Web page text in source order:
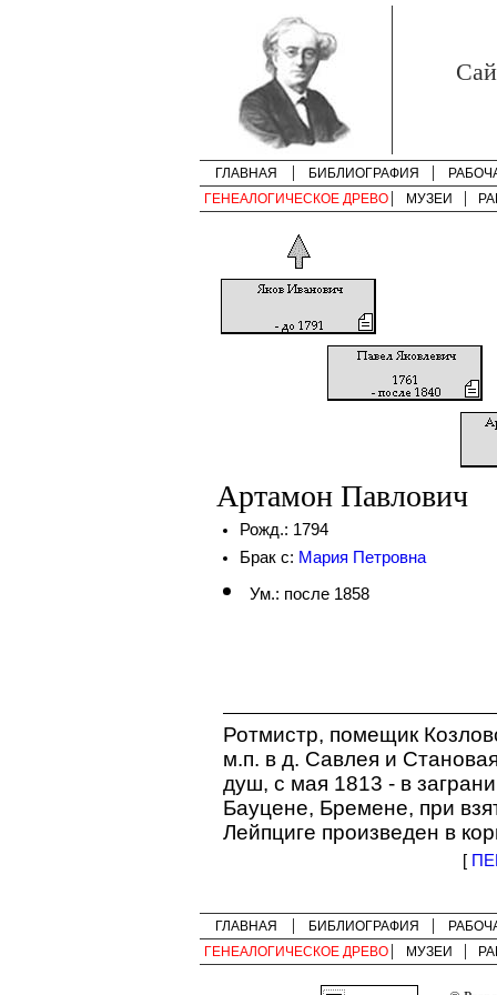
ГЛАВНАЯ БИБЛИОГРАФИЯ
ГЕНЕАЛОГИЧЕСКОЕ ДРЕВО
МУЗЕИ
Артамон Павлович
Рожд.: 1794
Брак с: Мария Петровна
Ум.: после 1858
Ротмистр, помещик
м.п. в д. Савлея и
душ, с мая 1813 - в
Бауцене, Бремене, при
Лейпциге произведен в
[
ГЛАВНАЯ БИБЛИОГРАФИЯ
ГЕНЕАЛОГИЧЕСКОЕ ДРЕВО
МУЗЕИ